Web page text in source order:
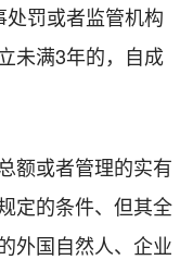
处罚或者监管机构
未满3年的，自成
额或者管理的实有
定的条件、但其全
外国自然人、企业